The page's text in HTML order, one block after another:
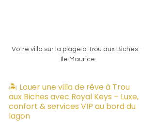
Votre villa sur la plage à Trou aux Biches -
Ile Maurice
🏝️ Louer une villa de rêve à Trou
aux Biches avec Royal Keys – Luxe,
confort & services VIP au bord du
lagon